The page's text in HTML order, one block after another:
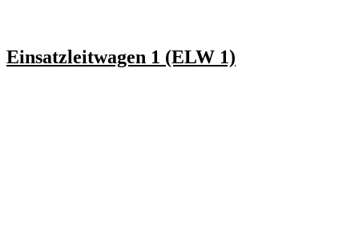
Einsatzleitwagen 1 (ELW 1)